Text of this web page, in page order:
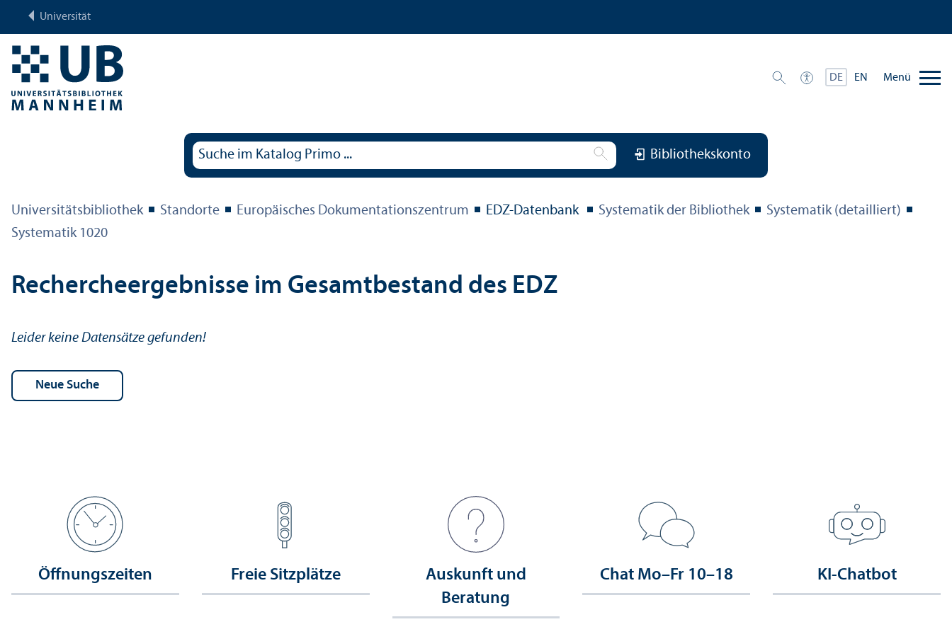
Universität
DE EN Menü
Bibliothekskonto
Universitäts­bibliothek Standorte Europäisches Dokumentations­zentrum EDZ-Datenbank Systematik der Bibliothek
Systematik (detailliert)
Systematik 1020
Rechercheergebnisse im Gesamtbestand des EDZ
Leider keine Datensätze gefunden!
Öffnungs­zeiten Freie Sitzplätze
Auskunft und
Beratung
Chat Mo–Fr 10–18 KI-Chatbot